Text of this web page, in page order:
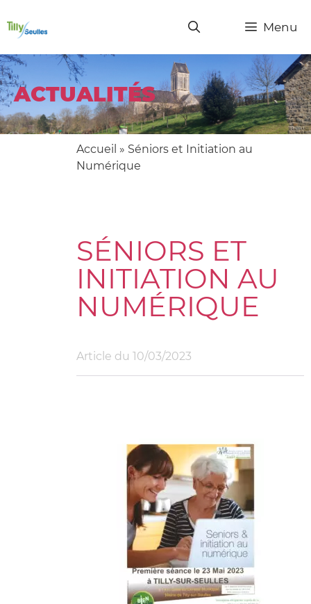
Menu
ACTUALITÉS
Accueil » Séniors et Initiation au
Numérique
SÉNIORS ET
INITIATION AU
NUMÉRIQUE
Article du 10/03/2023